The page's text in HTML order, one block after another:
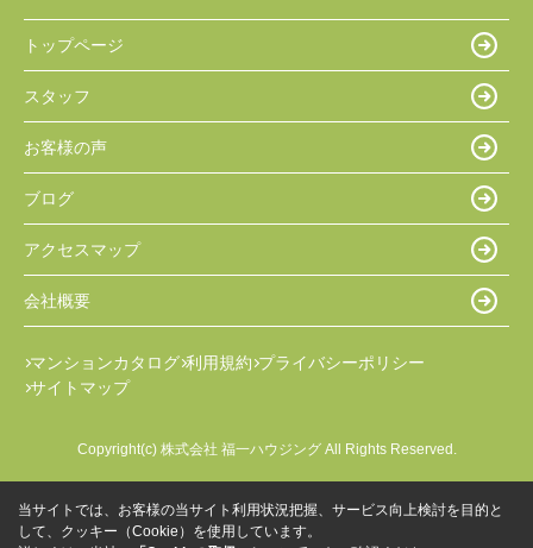
トップページ
スタッフ
お客様の声
ブログ
アクセスマップ
会社概要
マンションカタログ 利用規約 プライバシーポリシー
サイトマップ
Copyright(c) 株式会社 福一ハウジング All Rights Reserved.
当サイトでは、お客様の当サイト利用状況把握、サービス向上検討を目的と
して、クッキー（Cookie）を使用しています。